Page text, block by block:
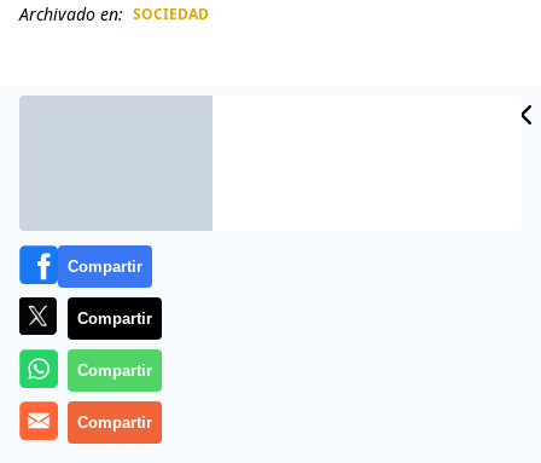
Archivado en: SOCIEDAD
California comenzó el nuevo año con un nuevo
producto recién legalizado: el cannabis. El estado
Compartir
Compartir
Compartir
Compartir